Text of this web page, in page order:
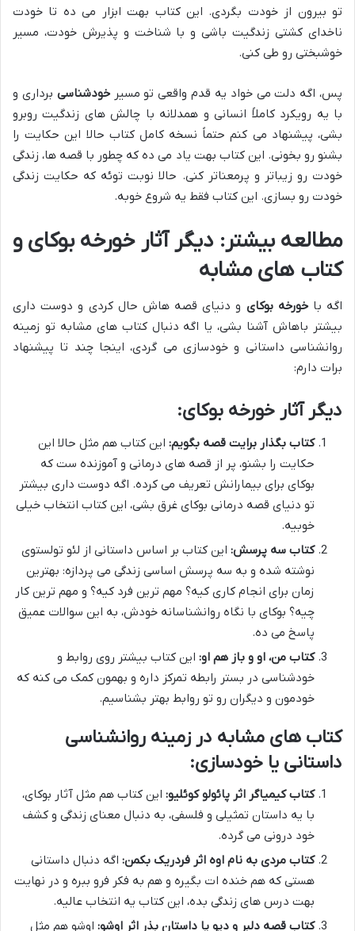
تو بیرون از خودت بگردی. این کتاب بهت ابزار می ده تا خودت
ناخدای کشتی زندگیت باشی و با شناخت و پذیرش خودت، مسیر
خوشبختی رو طی کنی.
پس، اگه دلت می خواد یه قدم واقعی تو مسیرخودشناسی برداری و
با یه رویکرد کاملاً انسانی و همدلانه با چالش های زندگیت روبرو
بشی، پیشنهاد می کنم حتماً نسخه کامل کتاب حالا این حکایت را
بشنو رو بخونی. این کتاب بهت یاد می ده که چطور با قصه ها، زندگی
خودت رو زیباتر و پرمعناتر کنی. حالا نوبت توئه که حکایت زندگی
خودت رو بسازی. این کتاب فقط یه شروع خوبه.
مطالعه بیشتر: دیگر آثار خورخه بوکای و
کتاب های مشابه
اگه باخورخه بوکای و دنیای قصه هاش حال کردی و دوست داری
بیشتر باهاش آشنا بشی، یا اگه دنبال کتاب های مشابه تو زمینه
روانشناسی داستانی و خودسازی می گردی، اینجا چند تا پیشنهاد
برات دارم:
دیگر آثار خورخه بوکای:
کتاب بگذار برایت قصه بگویم: این کتاب هم مثل حالا این
حکایت را بشنو، پر از قصه های درمانی و آموزنده ست که
بوکای برای بیمارانش تعریف می کرده. اگه دوست داری بیشتر
تو دنیای قصه درمانی بوکای غرق بشی، این کتاب انتخاب خیلی
خوبیه.
کتاب سه پرسش: این کتاب بر اساس داستانی از لئو تولستوی
نوشته شده و به سه پرسش اساسی زندگی می پردازه: بهترین
زمان برای انجام کاری کیه؟ مهم ترین فرد کیه؟ و مهم ترین کار
چیه؟ بوکای با نگاه روانشناسانه خودش، به این سوالات عمیق
پاسخ می ده.
کتاب من، او و باز هم او: این کتاب بیشتر روی روابط و
خودشناسی در بستر رابطه تمرکز داره و بهمون کمک می کنه که
خودمون و دیگران رو تو روابط بهتر بشناسیم.
کتاب های مشابه در زمینه روانشناسی
داستانی یا خودسازی:
کتاب کیمیاگر اثر پائولو کوئلیو: این کتاب هم مثل آثار بوکای،
با یه داستان تمثیلی و فلسفی، به دنبال معنای زندگی و کشف
خود درونی می گرده.
کتاب مردی به نام اوه اثر فردریک بکمن: اگه دنبال داستانی
هستی که هم خنده ات بگیره و هم به فکر فرو ببره و در نهایت
بهت درس های زندگی بده، این کتاب یه انتخاب عالیه.
کتاب قصه دلبر و دیو یا داستان بذر اثر اوشو: اوشو هم مثل